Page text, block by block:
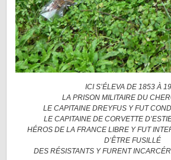
ICI S’ÉLEVA DE 1853 À
LA PRISON MILITAIRE DU
LE CAPITAINE DREYFUS Y FUT
LE CAPITAINE DE CORVETTE
HÉROS DE LA FRANCE LIBRE Y FUT
D’ÊTRE FUSILLÉ
DES RÉSISTANTS Y FURENT